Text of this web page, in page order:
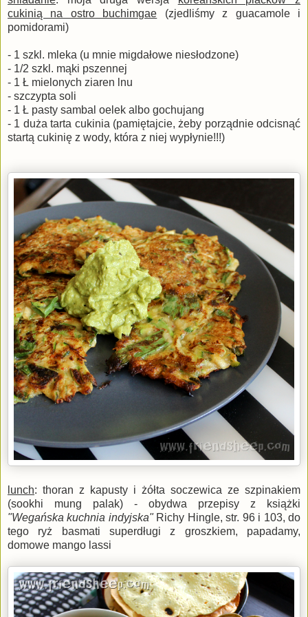
cukinią na ostro buchimgae (zjedliśmy z guacamole i
pomidorami)
- 1 szkl. mleka (u mnie migdałowe niesłodzone)
- 1/2 szkl. mąki pszennej
- 1 Ł mielonych ziaren lnu
- szczypta soli
- 1 Ł pasty sambal oelek albo gochujang
- 1 duża tarta cukinia (pamiętajcie, żeby porządnie odcisnąć
startą cukinię z wody, która z niej wypłynie!!!)
lunch: thoran z kapusty i żółta soczewica ze szpinakiem
(sookhi mung palak) - obydwa przepisy z książki
"Wegańska kuchnia indyjska"Richy Hingle, str. 96 i 103, do
tego ryż basmati superdługi z groszkiem, papadamy,
domowe mango lassi